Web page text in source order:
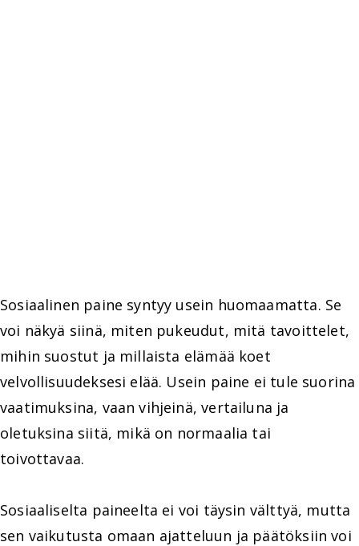
Sosiaalinen paine syntyy usein huomaamatta. Se
voi näkyä siinä, miten pukeudut, mitä tavoittelet,
mihin suostut ja millaista elämää koet
velvollisuudeksesi elää. Usein paine ei tule suorina
vaatimuksina, vaan vihjeinä, vertailuna ja
oletuksina siitä, mikä on normaalia tai
toivottavaa.
Sosiaaliselta paineelta ei voi täysin välttyä, mutta
sen vaikutusta omaan ajatteluun ja päätöksiin voi